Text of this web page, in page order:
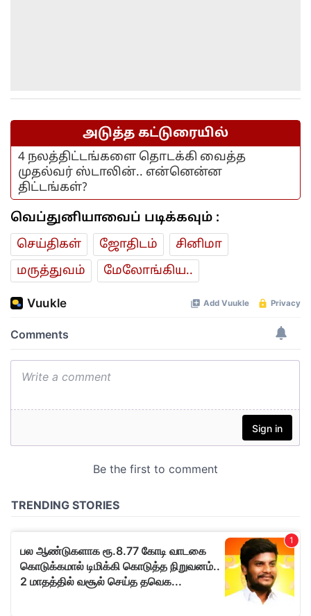
அடுத்த கட்டுரையில்
4 நலத்திட்டங்களை தொடக்கி வைத்த
முதல்வர் ஸ்டாலின்.. என்னென்ன
திட்டங்கள்?
வெப்துனியாவைப் படிக்கவும் :
செய்திகள் ஜோ‌திட‌ம்
சினிமா
மரு‌த்துவ‌ம்
மேலோங்கிய..